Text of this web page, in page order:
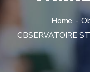
Home
OBSERVATOIRE